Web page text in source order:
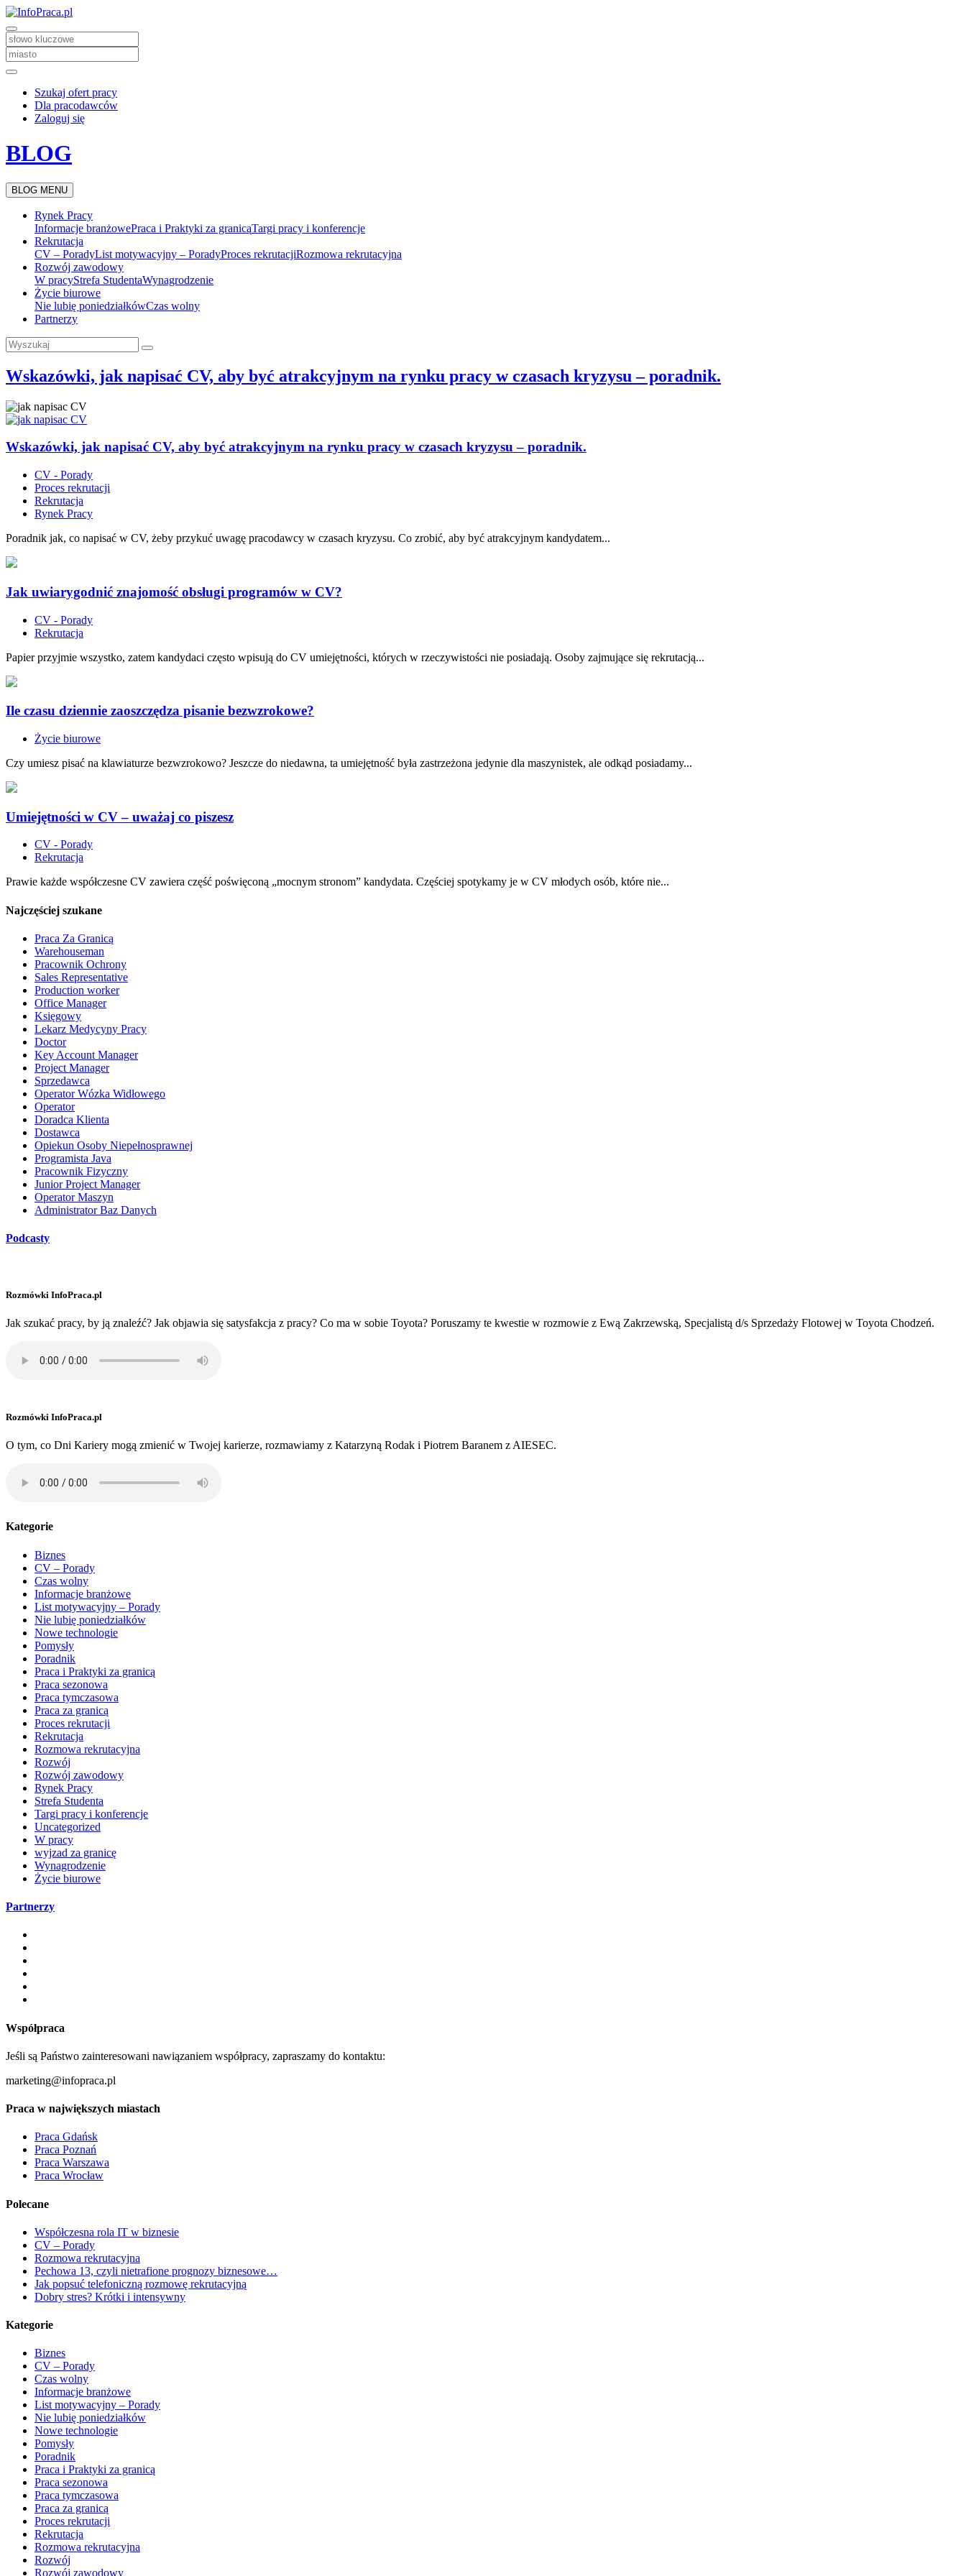
Szukaj ofert pracy
Dla pracodawców
Zaloguj się
BLOG
BLOG MENU
Rynek Pracy
Informacje branżowePraca i Praktyki za granicąTargi pracy i konferencje
Rekrutacja
CV – PoradyList motywacyjny – PoradyProces rekrutacjiRozmowa rekrutacyjna
Rozwój zawodowy
W pracyStrefa StudentaWynagrodzenie
Życie biurowe
Nie lubię poniedziałkówCzas wolny
Partnerzy
Wskazówki, jak napisać CV, aby być atrakcyjnym na rynku pracy w czasach kryzysu – poradnik.
Wskazówki, jak napisać CV, aby być atrakcyjnym na rynku pracy w czasach kryzysu – poradnik.
CV - Porady
Proces rekrutacji
Rekrutacja
Rynek Pracy
Poradnik jak, co napisać w CV, żeby przykuć uwagę pracodawcy w czasach kryzysu. Co zrobić, aby być atrakcyjnym kandydatem...
Jak uwiarygodnić znajomość obsługi programów w CV?
CV - Porady
Rekrutacja
Papier przyjmie wszystko, zatem kandydaci często wpisują do CV umiejętności, których w rzeczywistości nie posiadają. Osoby zajmujące się rekrutacją...
Ile czasu dziennie zaoszczędza pisanie bezwzrokowe?
Życie biurowe
Czy umiesz pisać na klawiaturze bezwzrokowo? Jeszcze do niedawna, ta umiejętność była zastrzeżona jedynie dla maszynistek, ale odkąd posiadamy...
Umiejętności w CV – uważaj co piszesz
CV - Porady
Rekrutacja
Prawie każde współczesne CV zawiera część poświęconą „mocnym stronom” kandydata. Częściej spotykamy je w CV młodych osób, które nie...
Najczęściej szukane
Praca Za Granicą
Warehouseman
Pracownik Ochrony
Sales Representative
Production worker
Office Manager
Księgowy
Lekarz Medycyny Pracy
Doctor
Key Account Manager
Project Manager
Sprzedawca
Operator Wózka Widłowego
Operator
Doradca Klienta
Dostawca
Opiekun Osoby Niepełnosprawnej
Programista Java
Pracownik Fizyczny
Junior Project Manager
Operator Maszyn
Administrator Baz Danych
Podcasty
Rozmówki InfoPraca.pl
Jak szukać pracy, by ją znaleźć? Jak objawia się satysfakcja z pracy? Co ma w sobie Toyota? Poruszamy te kwestie w rozmowie z Ewą Zakrzewską, Specjalistą d/s Sprzedaży Flotowej w Toyota Chodzeń.
Rozmówki InfoPraca.pl
O tym, co Dni Kariery mogą zmienić w Twojej karierze, rozmawiamy z Katarzyną Rodak i Piotrem Baranem z AIESEC.
Kategorie
Biznes
CV – Porady
Czas wolny
Informacje branżowe
List motywacyjny – Porady
Nie lubię poniedziałków
Nowe technologie
Pomysły
Poradnik
Praca i Praktyki za granicą
Praca sezonowa
Praca tymczasowa
Praca za granicą
Proces rekrutacji
Rekrutacja
Rozmowa rekrutacyjna
Rozwój
Rozwój zawodowy
Rynek Pracy
Strefa Studenta
Targi pracy i konferencje
Uncategorized
W pracy
wyjzad za granicę
Wynagrodzenie
Życie biurowe
Partnerzy
Współpraca
Jeśli są Państwo zainteresowani nawiązaniem współpracy, zapraszamy do kontaktu:
marketing@infopraca.pl
Praca w największych miastach
Praca Gdańsk
Praca Poznań
Praca Warszawa
Praca Wrocław
Polecane
Współczesna rola IT w biznesie
CV – Porady
Rozmowa rekrutacyjna
Pechowa 13, czyli nietrafione prognozy biznesowe…
Jak popsuć telefoniczną rozmowę rekrutacyjną
Dobry stres? Krótki i intensywny
Kategorie
Biznes
CV – Porady
Czas wolny
Informacje branżowe
List motywacyjny – Porady
Nie lubię poniedziałków
Nowe technologie
Pomysły
Poradnik
Praca i Praktyki za granicą
Praca sezonowa
Praca tymczasowa
Praca za granicą
Proces rekrutacji
Rekrutacja
Rozmowa rekrutacyjna
Rozwój
Rozwój zawodowy